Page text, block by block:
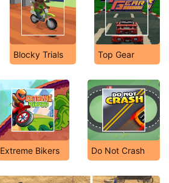
Blocky Trials Top Gear
Extreme Bikers Do Not Crash